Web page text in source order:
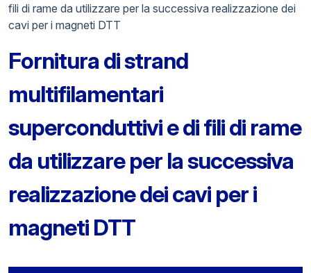
fili di rame da utilizzare per la successiva realizzazione dei
cavi per i magneti DTT
Fornitura di strand
multifilamentari
superconduttivi e di fili di rame
da utilizzare per la successiva
realizzazione dei cavi per i
magneti DTT